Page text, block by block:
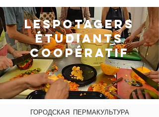
lESPOTAGERS
étudiantS
coopératif
ГОРОДСКАЯ ПЕРМАКУЛЬТУРА